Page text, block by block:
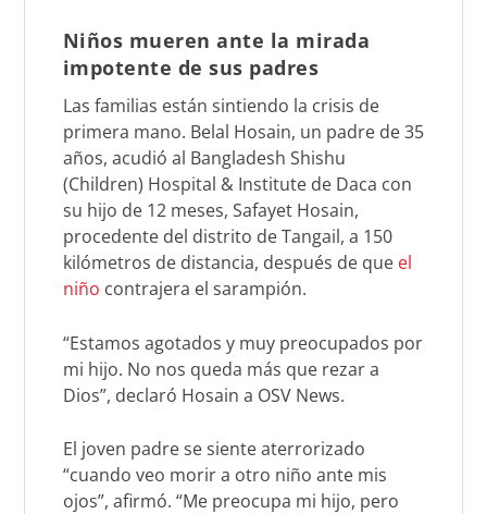
Niños mueren ante la mirada
impotente de sus padres
Las familias están sintiendo la crisis de
primera mano. Belal Hosain, un padre de 35
años, acudió al Bangladesh Shishu
(Children) Hospital & Institute de Daca con
su hijo de 12 meses, Safayet Hosain,
procedente del distrito de Tangail, a 150
kilómetros de distancia, después de que el
niño contrajera el sarampión.
“Estamos agotados y muy preocupados por
mi hijo. No nos queda más que rezar a
Dios”, declaró Hosain a OSV News.
El joven padre se siente aterrorizado
“cuando veo morir a otro niño ante mis
ojos”, afirmó. “Me preocupa mi hijo, pero